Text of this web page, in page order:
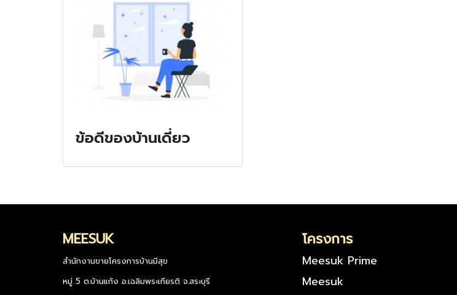
ข้อดีของบ้านเดี่ยว
MEESUK
สำนักงานขายโครงการบ้านมีสุข
หมู่ 5 ต.บ้านแก้ง อ.เฉลิมพระเกียรติ จ.สระบุรี
โครงการ
Meesuk Prime
Meesuk